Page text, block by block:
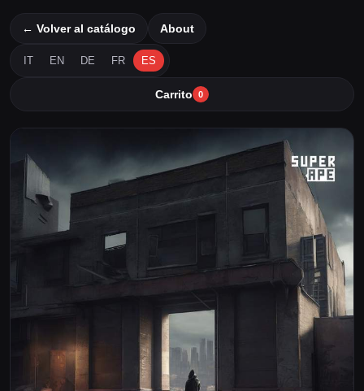
← Volver al catálogo About
IT EN DE FR ES
Carrito 0